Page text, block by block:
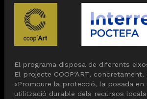
El programa disposa de diferents
El projecte COOP’ART,
«Promoure la protecció, la posada en
utilització durable dels recursos